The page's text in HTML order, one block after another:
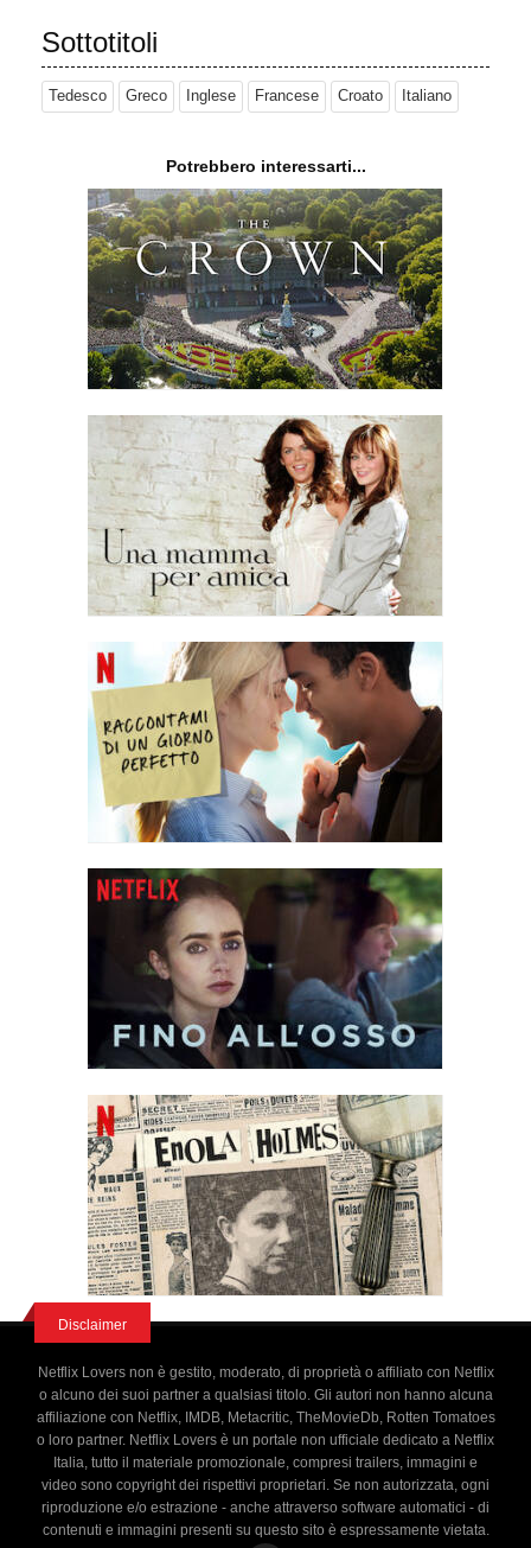
Sottotitoli
Tedesco Greco Inglese Francese Croato Italiano
Potrebbero interessarti...
Disclaimer
Netflix Lovers non è gestito, moderato, di proprietà o affiliato con Netflix
o alcuno dei suoi partner a qualsiasi titolo. Gli autori non hanno alcuna
affiliazione con Netflix, IMDB, Metacritic, TheMovieDb, Rotten Tomatoes
o loro partner. Netflix Lovers è un portale non ufficiale dedicato a Netflix
Italia, tutto il materiale promozionale, compresi trailers, immagini e
video sono copyright dei rispettivi proprietari. Se non autorizzata, ogni
riproduzione e/o estrazione - anche attraverso software automatici - di
contenuti e immagini presenti su questo sito è espressamente vietata.